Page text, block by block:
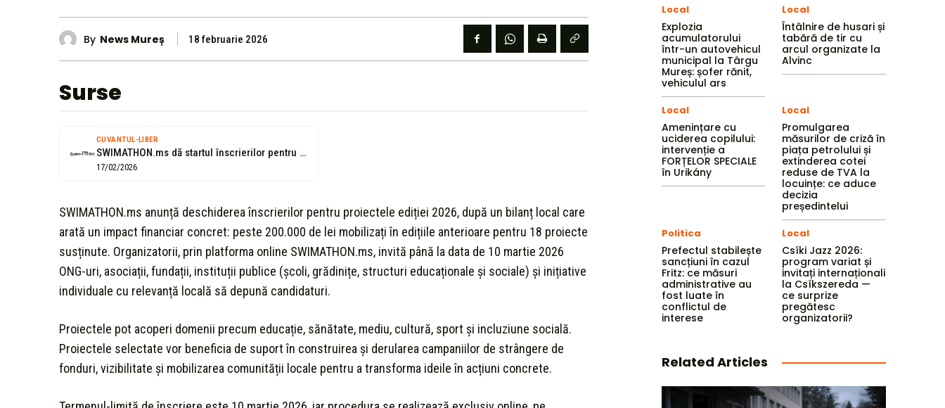
By News Mureș 18 februarie 2026
Surse
CUVANTUL-LIBER
SWIMATHON.ms dă startul înscrierilor pentru proiectele ediției 2026
17/02/2026
SWIMATHON.ms anunță deschiderea înscrierilor pentru proiectele ediției 2026, după un bilanț local care
arată un impact financiar concret: peste 200.000 de lei mobilizați în edițiile anterioare pentru 18 proiecte
susținute. Organizatorii, prin platforma online SWIMATHON.ms, invită până la data de 10 martie 2026
ONG-uri, asociații, fundații, instituții publice (școli, grădinițe, structuri educaționale și sociale) și inițiative
individuale cu relevanță locală să depună candidaturi.
Proiectele pot acoperi domenii precum educație, sănătate, mediu, cultură, sport și incluziune socială.
Proiectele selectate vor beneficia de suport în construirea și derularea campaniilor de strângere de
fonduri, vizibilitate și mobilizarea comunității locale pentru a transforma ideile în acțiuni concrete.
Local
Explozia
acumulatorului
într-un autovehicul
municipal la Târgu
Mureș: șofer rănit,
vehiculul ars
Local
Întâlnire de husari și
tabără de tir cu
arcul organizate la
Alvinc
Local
Amenințare cu
uciderea copilului:
intervenție a
FORȚELOR SPECIALE
în Urikány
Local
Promulgarea
măsurilor de criză în
piața petrolului și
extinderea cotei
reduse de TVA la
locuințe: ce aduce
decizia
președintelui
Politica
Prefectul stabilește
sancțiuni în cazul
Fritz: ce măsuri
administrative au
fost luate în
conflictul de
interese
Local
Csíki Jazz 2026:
program variat și
invitați internaționali
la Csíkszereda —
ce surprize
pregătesc
organizatorii?
Related Articles